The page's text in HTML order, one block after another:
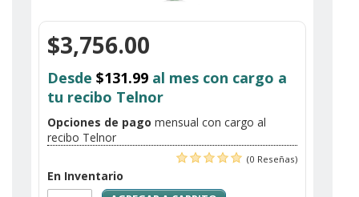
$3,756.00
Desde$131.99 al mes con cargo a
tu recibo Telnor
Opciones de pago mensual con cargo al
recibo Telnor
(0 Reseñas)
En Inventario